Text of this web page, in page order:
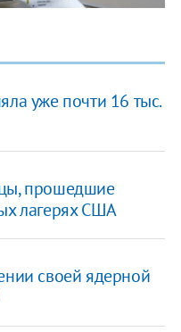
уже почти 16 тыс.
прошедшие
лагерях США
своей ядерной